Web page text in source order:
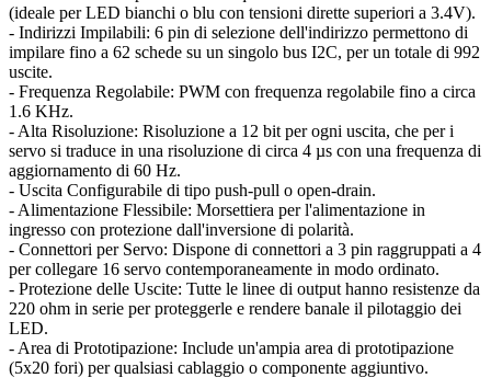
(ideale per LED bianchi o blu con tensioni dirette superiori a 3.4V).
- Indirizzi Impilabili: 6 pin di selezione dell'indirizzo permettono di
impilare fino a 62 schede su un singolo bus I2C, per un totale di 992
uscite.
- Frequenza Regolabile: PWM con frequenza regolabile fino a circa
1.6 KHz.
- Alta Risoluzione: Risoluzione a 12 bit per ogni uscita, che per i
servo si traduce in una risoluzione di circa 4 µs con una frequenza di
aggiornamento di 60 Hz.
- Uscita Configurabile di tipo push-pull o open-drain.
- Alimentazione Flessibile: Morsettiera per l'alimentazione in
ingresso con protezione dall'inversione di polarità.
- Connettori per Servo: Dispone di connettori a 3 pin raggruppati a 4
per collegare 16 servo contemporaneamente in modo ordinato.
- Protezione delle Uscite: Tutte le linee di output hanno resistenze da
220 ohm in serie per proteggerle e rendere banale il pilotaggio dei
LED.
- Area di Prototipazione: Include un'ampia area di prototipazione
(5x20 fori) per qualsiasi cablaggio o componente aggiuntivo.